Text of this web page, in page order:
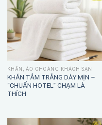
KHĂN, ÁO CHOÀNG KHÁCH SẠN
KHĂN TẮM TRẮNG DÀY MỊN –
“CHUẨN HOTEL” CHẠM LÀ
THÍCH